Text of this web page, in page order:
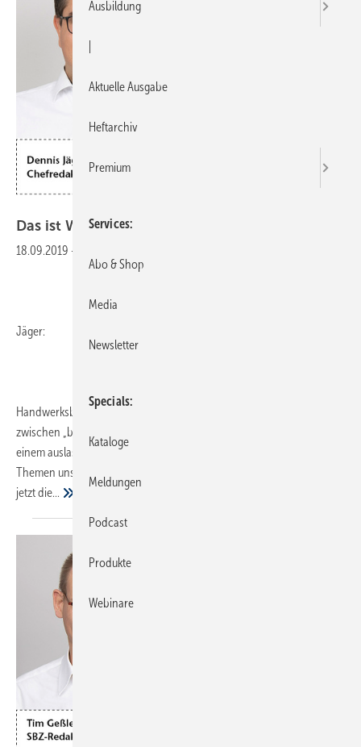
Das ist Wachstumsschmerz
18.09.2019 -
Jäger:
Handwerksbetriebe stecken in einem Dilemma. Sie sind eingeklemmt
zwischen „business as usual“ und dem Blick nach vorne. Zwischen
einem auslastenden Alltagsgeschäft und den beiden bestimmenden
Themen unserer Zeit: Fachkräfteengpass und Digitalisierung. Wer sind
jetztdie...
Ausbildung
Aktuelle Ausgabe
Heftarchiv
Premium
Services
Abo & Shop
Media
Newsletter
Specials
Kataloge
Meldungen
Podcast
Produkte
Webinare